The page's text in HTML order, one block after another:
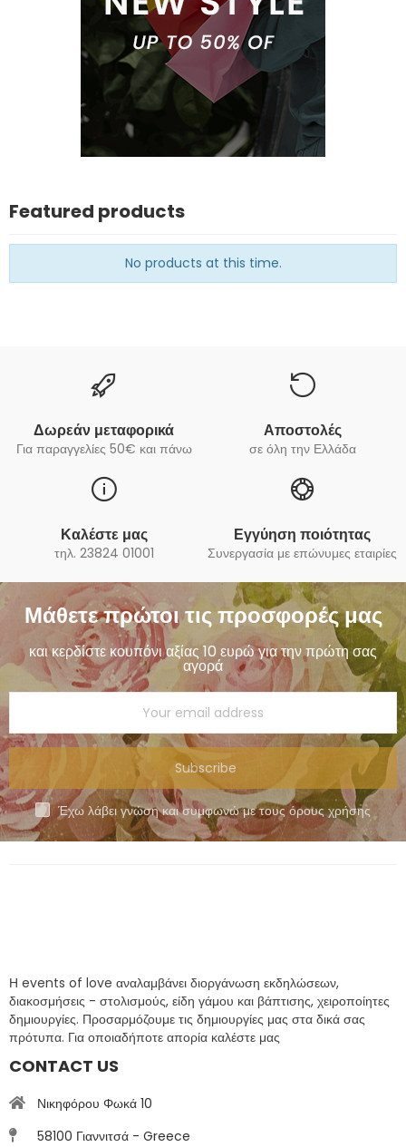
Featured products
No products at this time.
Δωρεάν μεταφορικά
Για παραγγελίες 50€ και πάνω
Αποστολές
σε όλη την Ελλάδα
Καλέστε μας
τηλ. 23824 01001
Εγγύηση ποιότητας
Συνεργασία με επώνυμες εταιρίες
Μάθετε πρώτοι τις προσφορές μας
και κερδίστε κουπόνι αξίας 10 ευρώ για την πρώτη σας
αγορά
Subscribe
Έχω λάβει γνώση και συμφωνώ με τους όρους χρήσης
Η events of love αναλαμβάνει διοργάνωση εκδηλώσεων,
διακοσμήσεις - στολισμούς, είδη γάμου και βάπτισης, χειροποίητες
δημιουργίες. Προσαρμόζουμε τις δημιουργίες μας στα δικά σας
πρότυπα. Για οποιαδήποτε απορία καλέστε μας
CONTACT US
Νικηφόρου Φωκά 10
58100 Γιαννιτσά - Greece